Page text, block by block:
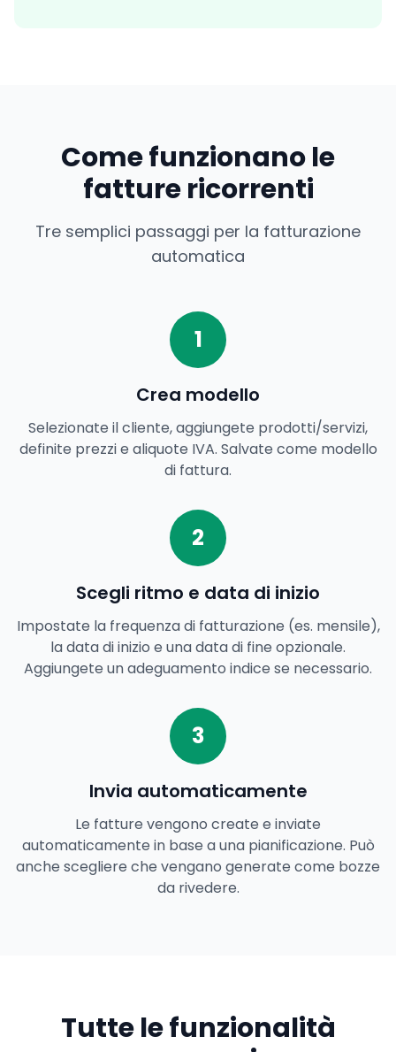
Come funzionano le
fatture ricorrenti
Tre semplici passaggi per la fatturazione
automatica
1
Crea modello
Selezionate il cliente, aggiungete prodotti/servizi,
definite prezzi e aliquote IVA. Salvate come modello
di fattura.
2
Scegli ritmo e data di inizio
Impostate la frequenza di fatturazione (es. mensile),
la data di inizio e una data di fine opzionale.
Aggiungete un adeguamento indice se necessario.
3
Invia automaticamente
Le fatture vengono create e inviate
automaticamente in base a una pianificazione. Può
anche scegliere che vengano generate come bozze
da rivedere.
Tutte le funzionalità